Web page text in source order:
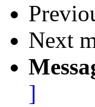
Next
]